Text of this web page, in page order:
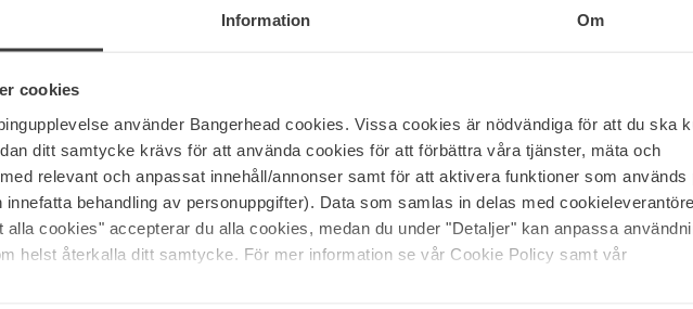
Information Om
cookies
använder Bangerhead cookies. Vissa cookies är nödvändiga för att du ska
ditt samtycke krävs för att använda cookies för att förbättra våra tjänster, mäta och
relevant och anpassat innehåll/annonser samt för att aktivera funktioner som används
behandling av personuppgifter). Data som samlas in delas med
cookies" accepterar du alla cookies, medan du under "Detaljer" kan anpassa
helst återkalla ditt samtycke. För mer information se vår Cookie Policy samt vår
gluten mm.
bidrar till utbrott